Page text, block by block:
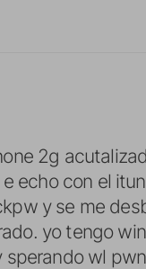
2g
echo con el
y se me
yo tengo
wl